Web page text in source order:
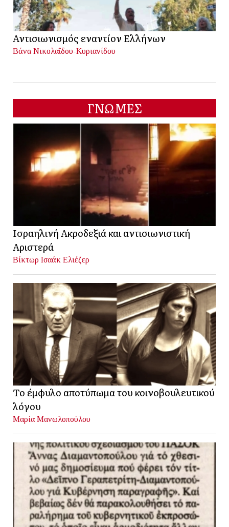
Αντισιωνισμός εναντίον Ελλήνων
Βάνα Νικολαΐδου-Κυριανίδου
ΓΝΩΜΕΣ
Ισραηλινή Ακροδεξιά και αντισιωνιστική
Αριστερά
Βίκτωρ Ισαάκ Ελιέζερ
Το έμφυλο αποτύπωμα του κοινοβουλευτικού
λόγου
Μαρία Μανωλοπούλου